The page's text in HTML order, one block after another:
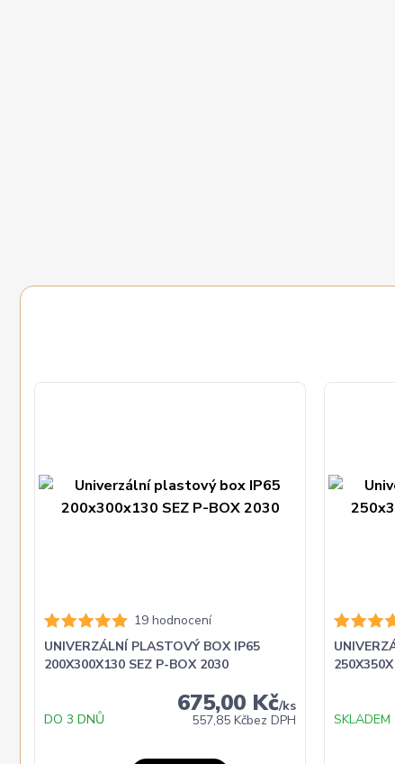
19 hodnocení
UNIVERZÁLNÍ PLASTOVÝ BOX IP65
200X300X130 SEZ P-BOX 2030
675,00 Kč/ks
557,85 Kčbez DPH
DO 3 DNŮ SKLADEM